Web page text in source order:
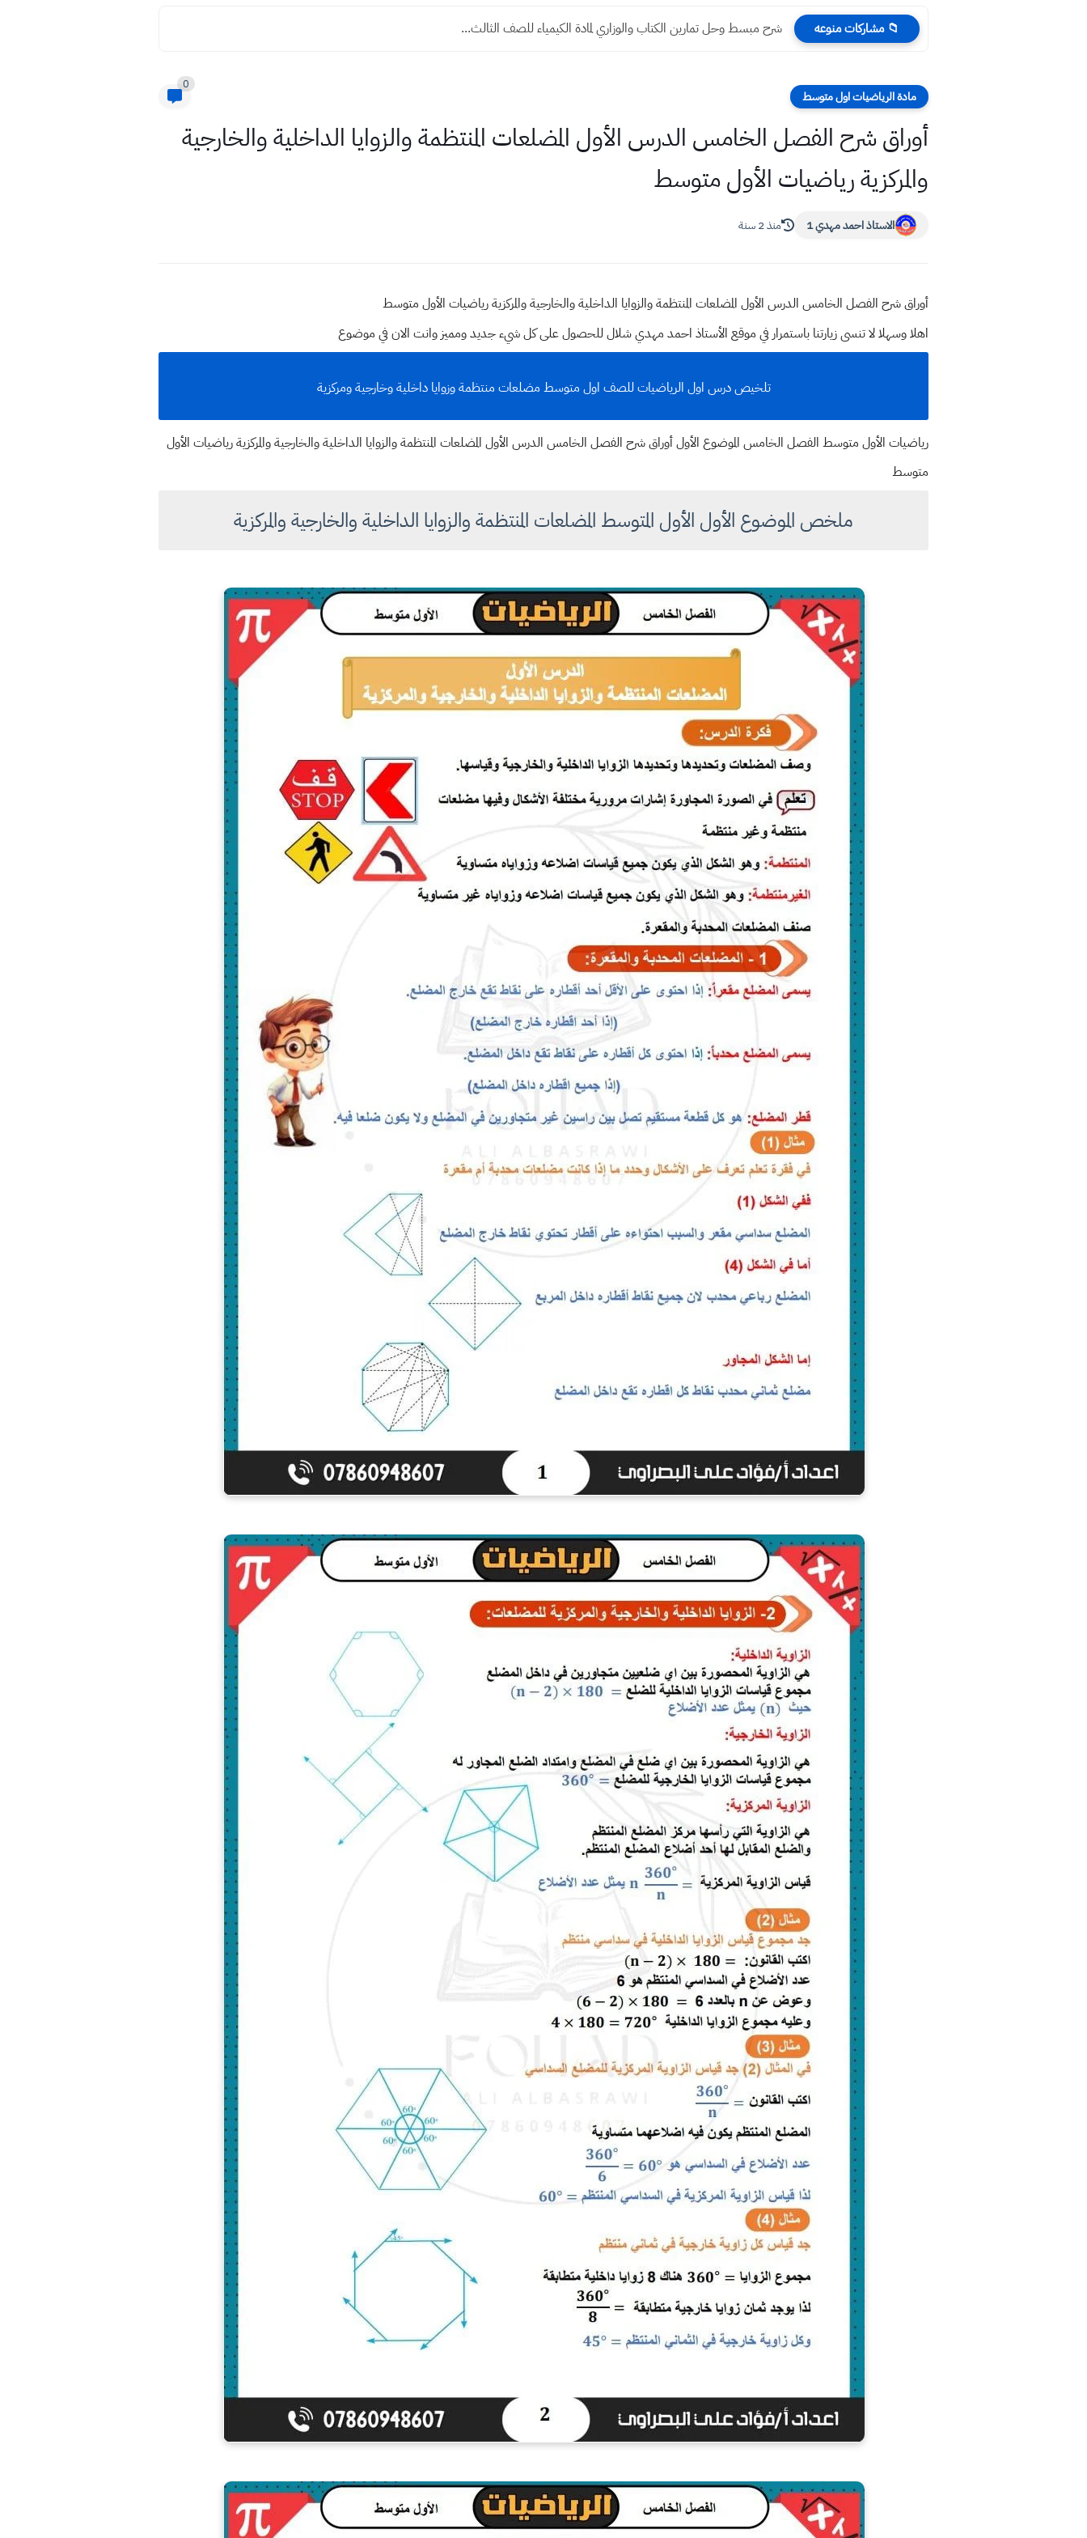
📁 مشاركات منوعه شرح مبسط وحل تمارين الكتاب والوزاري لمادة الكيمياء للصف الثالث...
مادة الرياضيات اول متوسط
0
أوراق شرح الفصل الخامس الدرس الأول المضلعات المنتظمة والزوايا الداخلية والخارجية
والمركزية رياضيات الأول متوسط
الاستاذ احمد مهدي 1 منذ 2 سنة
أوراق شرح الفصل الخامس الدرس الأول المضلعات المنتظمة والزوايا الداخلية والخارجية والمركزية رياضيات الأول متوسط
اهلا وسهلالا تنسى زيارتنا باستمرار في موقع الأستاذ احمد مهدي شلال للحصول على كل شيء جديد ومميز وانت الان في موضوع
تلخيص درس اول الرياضيات للصف اول متوسط مضلعات منتظمة وزوايا داخلية وخارجية ومركزية
رياضيات الأول متوسط الفصل الخامس الموضوع الأول أوراق شرح الفصل الخامس الدرس الأول المضلعات المنتظمة والزوايا الداخلية والخارجية والمركزية رياضيات الأول
متوسط
ملخص الموضوع الأول الأول المتوسط المضلعات المنتظمة والزوايا الداخلية والخارجية والمركزية